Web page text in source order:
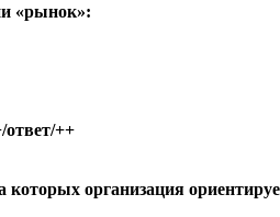
«рынок»:
++
организация